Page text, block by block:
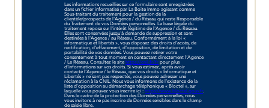
Les informations recueillies sur ce formulaire sont enregistrées
dans un fichier informatisé par La Boite Immo agissant comme
Sous-traitant du traitement pour la gestion de la
clientèle/prospects de l'Agence / du Réseau qui reste Responsable
du Traitement de vos Données personnelles. La base légale du
traitement repose sur l'intérêt légitime de l'Agence / du Réseau.
Elles sont conservées jusqu'à demande de suppression et sont
destinées à l'Agence / au Réseau. Conformément à la loi «
informatique et libertés », vous disposez des droits d’accès, de
rectification, d’effacement, d’opposition, de limitation et de
portabilité de vos données. Vous pouvez retirer votre
consentement à tout moment en contactant directement l’Agence
/ Le Réseau. Consultez le sitehttps://cnil.fr/frpour plus
d’informations sur vos droits. Si vous estimez, après avoir
contacté l'Agence / le Réseau, que vos droits « Informatique et
Libertés » ne sont pas respectés, vous pouvez adresser une
réclamation à la CNIL. Nous vous informons de l’existence de la
liste d'opposition au démarchage téléphonique « Bloctel », sur
laquelle vous pouvez vous inscrire ici :https://www.bloctel.gouv.fr.
Dans le cadre de la protection des Données personnelles, nous
vous invitons à ne pas inscrire de Données sensibles dans le champ
de saisie libre.